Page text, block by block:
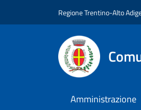
Regione Trentino-Alto
Amministrazione